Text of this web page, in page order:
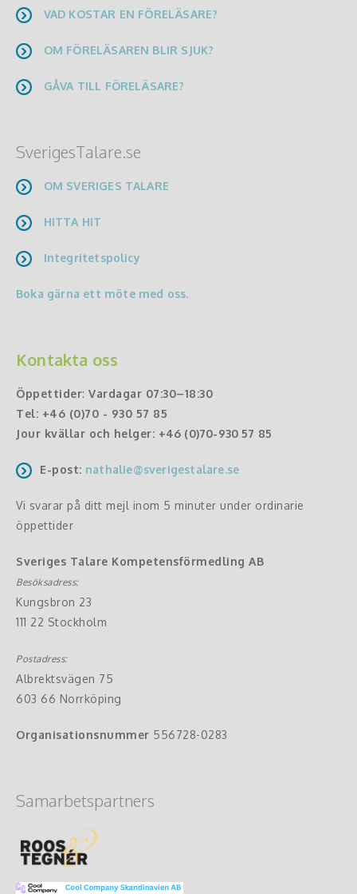
VAD KOSTAR EN FÖRELÄSARE?
OM FÖRELÄSAREN BLIR SJUK?
GÅVA TILL FÖRELÄSARE?
SverigesTalare.se
OM SVERIGES TALARE
HITTA HIT
Integritetspolicy
Boka gärna ett möte med oss.
Kontakta oss
Öppettider: Vardagar 07:30–18:30
Tel: +46 (0)70 - 930 57 85
Jour kvällar och helger: +46 (0)70-930 57 85
E-post: nathalie@sverigestalare.se
Vi svarar på ditt mejl inom 5 minuter under ordinarie
öppettider
Sveriges Talare Kompetensförmedling AB
Besöksadress:
Kungsbron 23
111 22 Stockholm
Postadress:
Albrektsvägen 75
603 66 Norrköping
Organisationsnummer 556728-0283
Samarbetspartners